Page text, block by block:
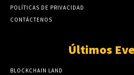
POLÍTICAS DE PRIVACIDAD
CONTÁCTENOS
Últimos
BLOCKCHAIN LAND